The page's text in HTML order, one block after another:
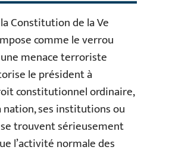
Constitution de la Ve
comme le verrou
menace terroriste
le président à
constitutionnel ordinaire,
nation, ses institutions ou
trouvent sérieusement
l’activité normale des